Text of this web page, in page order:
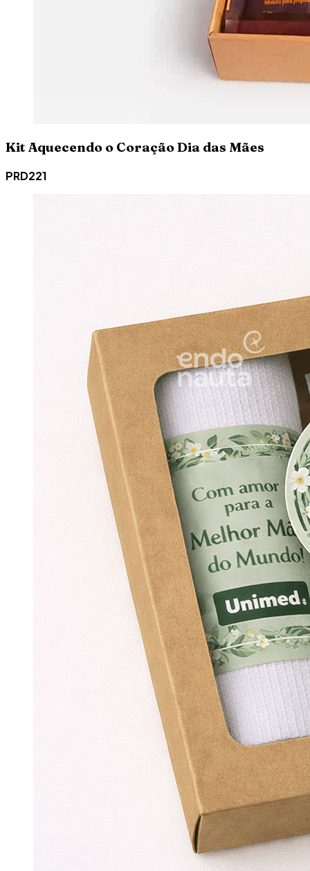
Kit Aquecendo o Coração Dia das Mães
PRD221